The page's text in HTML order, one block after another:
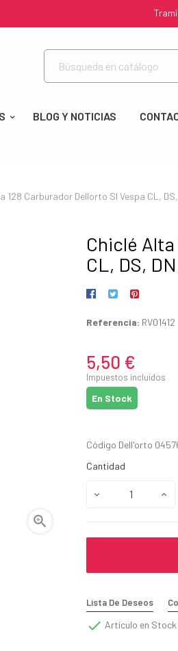
BLOG Y NOTICIAS
128 Carburador Dellorto SI Vespa CL,

Chiclé
CL, DS,
Referencia: RV01412
5,50 €
Impuestos incluidos
En Stock
Código Dell'orto
Cantidad
Lista De Deseos
 Artículo en Stock